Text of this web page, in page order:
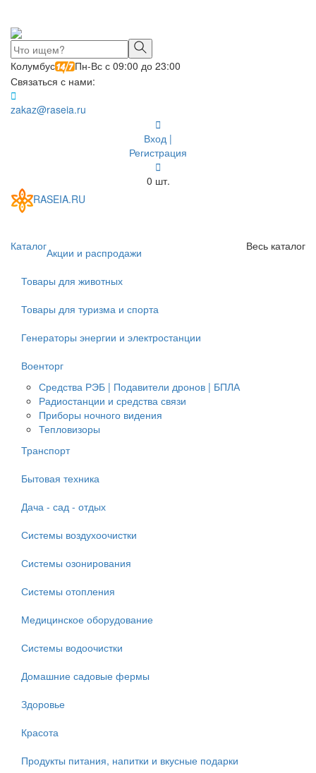
Колумбус
Пн-Вс с 09:00 до 23:00
Связаться с нами:
zakaz@raseia.ru
Вход |
Регистрация
0 шт.
RASEIA.RU
Каталог
Весь каталог
Акции и распродажи
Товары для животных
Товары для туризма и спорта
Генераторы энергии и электростанции
Военторг
Средства РЭБ | Подавители дронов | БПЛА
Радиостанции и средства связи
Приборы ночного видения
Тепловизоры
Транспорт
Бытовая техника
Дача - сад - отдых
Системы воздухоочистки
Системы озонирования
Системы отопления
Медицинское оборудование
Системы водоочистки
Домашние садовые фермы
Здоровье
Красота
Продукты питания, напитки и вкусные подарки